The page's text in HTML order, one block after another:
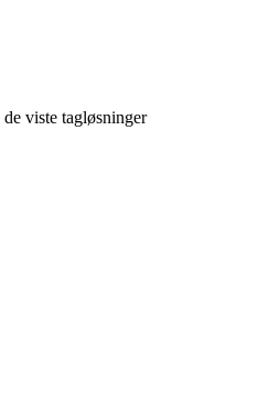
viste tagløsninger